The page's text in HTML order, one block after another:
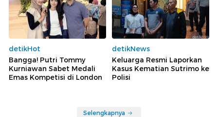
detikHot
Bangga! Putri Tommy
Kurniawan Sabet Medali
Emas Kompetisi di London
detikNews
Keluarga Resmi Laporkan
Kasus Kematian Sutrimo ke
Polisi
Selengkapnya